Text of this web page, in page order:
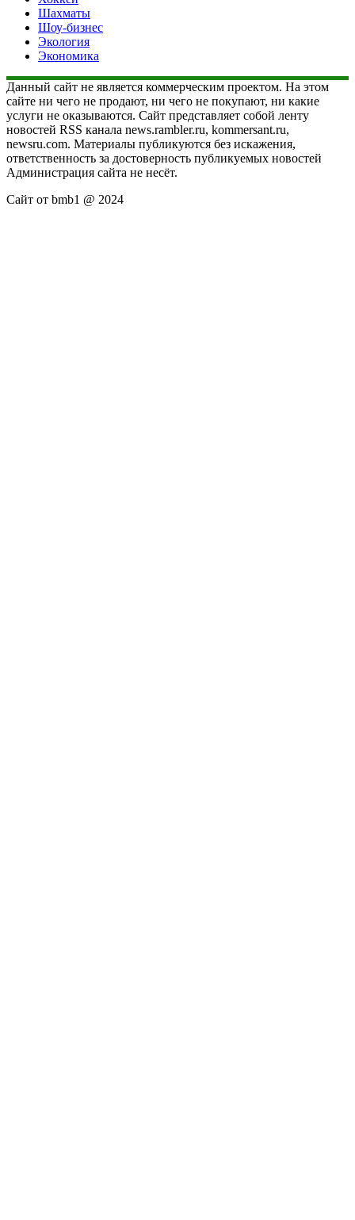
Шахматы
Шоу-бизнес
Экология
Экономика
Данный сайт не является коммерческим проектом. На этом
сайте ни чего не продают, ни чего не покупают, ни какие
услуги не оказываются. Сайт представляет собой ленту
новостей RSS канала news.rambler.ru, kommersant.ru,
newsru.com. Материалы публикуются без искажения,
ответственность за достоверность публикуемых новостей
Администрация сайта не несёт.
Сайт от bmb1 @ 2024